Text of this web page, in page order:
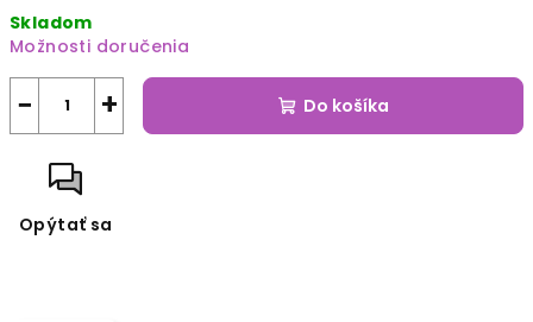
cena:
Skladom
Možnosti doručenia
+
− Do košíka
Opýtať sa